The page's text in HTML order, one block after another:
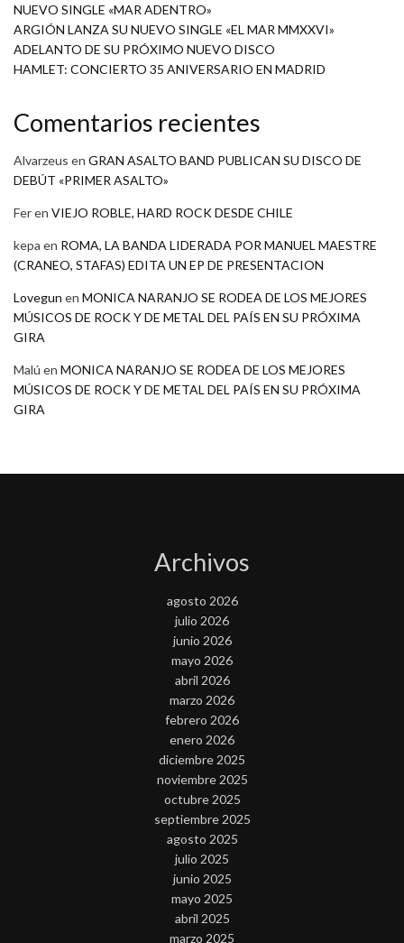
NUEVO SINGLE «MAR ADENTRO»
ARGIÓN LANZA SU NUEVO SINGLE «EL MAR MMXXVI»
ADELANTO DE SU PRÓXIMO NUEVO DISCO
HAMLET: CONCIERTO 35 ANIVERSARIO EN MADRID
Comentarios recientes
Alvarzeus en GRAN ASALTO BAND PUBLICAN SU DISCO DE
DEBÚT «PRIMER ASALTO»
Feren VIEJO ROBLE, HARD ROCK DESDE CHILE
kepa en ROMA, LA BANDA LIDERADA POR MANUEL MAESTRE
(CRANEO, STAFAS) EDITA UN EP DE PRESENTACION
Lovegun en MONICA NARANJO SE RODEA DE LOS MEJORES
MÚSICOS DE ROCK Y DE METAL DEL PAÍS EN SU PRÓXIMA
GIRA
Malú en MONICA NARANJO SE RODEA DE LOS MEJORES
MÚSICOS DE ROCK Y DE METAL DEL PAÍS EN SU PRÓXIMA
GIRA
Archivos
agosto 2026
julio 2026
junio 2026
mayo 2026
abril 2026
marzo 2026
febrero 2026
enero 2026
diciembre 2025
noviembre 2025
octubre 2025
septiembre 2025
agosto 2025
julio 2025
junio 2025
mayo 2025
abril 2025
marzo 2025